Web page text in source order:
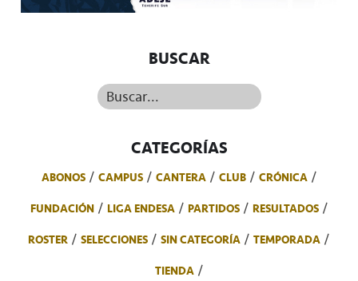
BUSCAR
Buscar...
CATEGORÍAS
ABONOS CAMPUS CANTERA CLUB
CRÓNICA
FUNDACIÓN
LIGA ENDESA PARTIDOS
RESULTADOS
ROSTER
SELECCIONES SIN CATEGORÍA
TEMPORADA
TIENDA